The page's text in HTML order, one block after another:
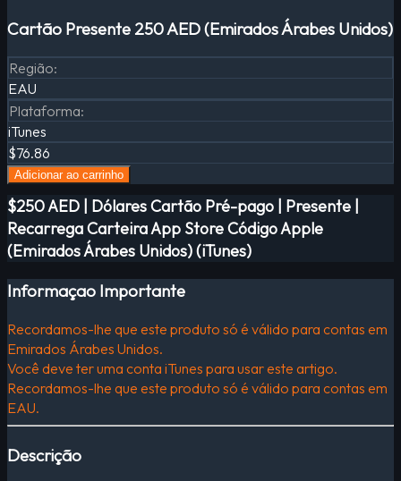
Cartão Presente 250 AED (Emirados Árabes Unidos)
Região:
EAU
Plataforma:
iTunes
$76.86
Adicionar ao carrinho
$250 AED | Dólares Cartão Pré-pago | Presente |
Recarrega Carteira App Store Código Apple
(Emirados Árabes Unidos) (iTunes)
Informaçao Importante
Recordamos-lhe que este produto só é válido para contas em
Emirados Árabes Unidos.
Você deve ter uma conta iTunes para usar este artigo.
Recordamos-lhe que este produto só é válido para contas em
EAU.
Descrição